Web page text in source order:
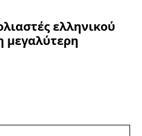
ελληνικού
μεγαλύτερη